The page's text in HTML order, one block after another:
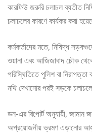
কারফিউ জরুরি চলাচল ব্যতীত
চলাচলের কারণে কার্যকর করা
কর্মকর্তাদের মতে, নিষিদ্ধ
ওয়ানা এবং আজিজাবাদ চৌক
পরিস্থিতিতে পুলিশ বা
নথি দেখানোর পরই সড়কে
ডন-এর রিপোর্ট অনুযায়ী, জামান
অপ্রয়োজনীয় ভ্রমণ এড়ানোর